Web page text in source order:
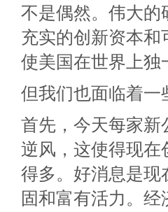
不是偶然。伟大的
充实的创新资本
使美国在世界上独
但我们也面临着一
首先，今天每家新
逆风，这使得现在
得多。好消息是现
固和富有活力。